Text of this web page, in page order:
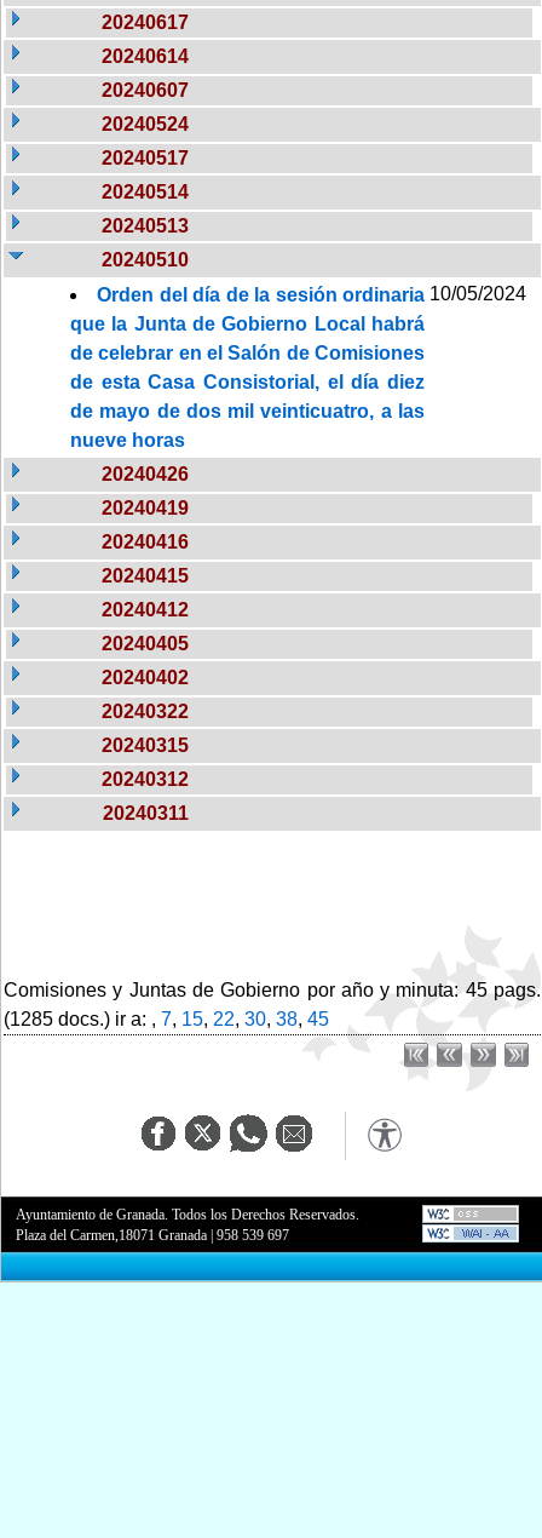
20240617
20240614
20240607
20240524
20240517
20240514
20240513
20240510
Orden del día de la sesión ordinaria
que la Junta de Gobierno Local habrá
de celebrar en el Salón de Comisiones
de esta Casa Consistorial, el día diez
de mayo de dos mil veinticuatro, a las
nueve horas
10/05/2024
20240426
20240419
20240416
20240415
20240412
20240405
20240402
20240322
20240315
20240312
20240311
Comisiones y Juntas de Gobierno por año y minuta: 45 pags.
(1285 docs.) ir a: , 7, 15, 22, 30, 38, 45
Ayuntamiento de Granada. Todos los Derechos Reservados.
Plaza del Carmen,18071 Granada |958 539 697